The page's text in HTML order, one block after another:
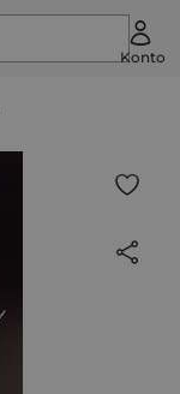
Konto